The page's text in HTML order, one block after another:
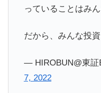
っていることはみ
だから、みんな投
— HIROBUN@東証
7, 2022